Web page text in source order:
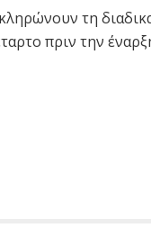
τη
πριν την